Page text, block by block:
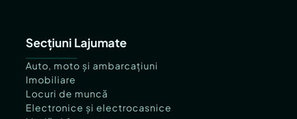
Secțiuni Lajumate
Auto, moto și ambarcațiuni
Imobiliare
Locuri de muncă
Electronice și electrocasnice